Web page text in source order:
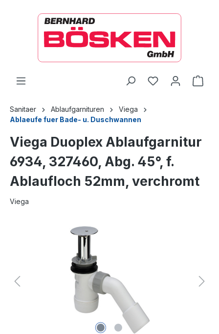
Sanitaer Ablaufgarnituren
Viega
Ablaeufe fuer Bade- u. Duschwannen
Viega Duoplex Ablaufgarnitur
6934, 327460, Abg. 45°, f.
Ablaufloch 52mm, verchromt
Viega
Bildergalerie überspringen